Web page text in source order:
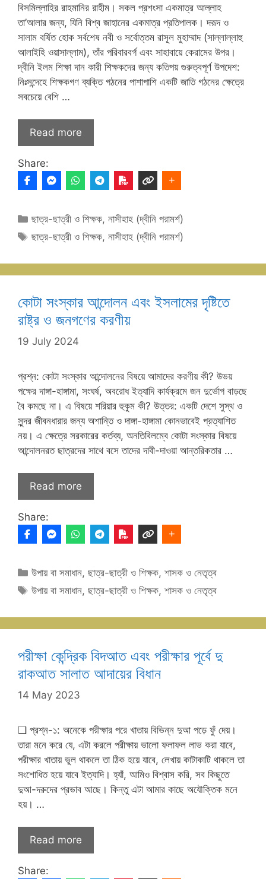
বিসমিল্লাহির রাহমানির রাহীম। সকল প্রশংসা একমাত্র আল্লাহ
তা’আলার জন্য, যিনি বিশ্ব জাহানের একমাত্র প্রতিপালক। দরূদ ও
সালাম বর্ষিত হোক সর্বশেষ নবী ও সর্বোত্তম রাসূল মুহাম্মাদ (সাল্লাল্লাহু
আলাইহি ওয়াসাল্লাম), তাঁর পরিবারবর্গ এবং সাহাবায়ে কেরামের উপর।
দ্বীনি ইলম শিক্ষা দান কারী শিক্ষকদের জন্য কতিপয় গুরুত্বপূর্ণ উপদেশ:
নিঃসন্দেহে শিক্ষকগণ ব্যক্তি গঠনের পাশাপাশি একটি জাতি গঠনের ক্ষেত্রে
সবচেয়ে বেশি …
Read more
Share:
Categories
ছাত্র-ছাত্রী ও শিক্ষক,নাসীহাহ (দ্বীনি পরামর্শ)
Tags
ছাত্র-ছাত্রী ও শিক্ষক,নাসীহাহ (দ্বীনি পরামর্শ)
কোটা সংস্কার আন্দোলন এবং ইসলামের দৃষ্টিতে
রাষ্ট্র ও জনগণের করণীয়
19 July 2024
প্রশ্ন: কোটা সংস্কার আন্দোলনের বিষয়ে আমাদের করণীয় কী? উভয়
পক্ষের দাঙ্গা-হাঙ্গামা, সংঘর্ষ, অবরোধ ইত্যাদি কার্যক্রমে জন দুর্ভোগ বাড়ছে
বৈ কমছে না। এ বিষয়ে শরিয়ার হুকুম কী? উত্তর: একটি দেশে সুস্থ ও
সুন্দর জীবনধারার জন্য অশান্তি ও দাঙ্গা-হাঙ্গামা কোনভাবেই প্রত্যাশিত
নয়। এ ক্ষেত্রে সরকারের কর্তব্য, অনতিবিলম্বে কোটা সংস্কার বিষয়ে
আন্দোলনরত ছাত্রদের সাথে বসে তাদের দাবী-দাওয়া আন্তরিকতার …
Read more
Share:
Categories
উপায় বা সমাধান,ছাত্র-ছাত্রী ও শিক্ষক,শাসক ও নেতৃত্ব
Tags
উপায় বা সমাধান,ছাত্র-ছাত্রী ও শিক্ষক,শাসক ও নেতৃত্ব
পরীক্ষা কেন্দ্রিক বিদআত এবং পরীক্ষার পূর্বে দু
রাকআত সালাত আদায়ের বিধান
14 May 2023
❑ প্রশ্ন-১: অনেকে পরীক্ষার পরে খাতায় বিভিন্ন দুআ পড়ে ফুঁ দেয়।
তারা মনে করে যে, এটা করলে পরীক্ষায় ভালো ফলাফল লাভ করা যাবে,
পরীক্ষার খাতায় ভুল থাকলে তা ঠিক হয়ে যাবে, লেখায় কাটাকাটি থাকলে তা
সংশোধিত হয়ে যাবে ইত্যাদি। হ্যাঁ, আমিও বিশ্বাস করি, সব কিছুতে
দুআ-দরুদের প্রভাব আছে। কিন্তু এটা আমার কাছে অযৌক্তিক মনে
হয়। …
Read more
Share: